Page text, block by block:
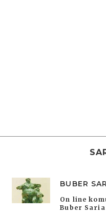
BUBER
On line
Buber Saria